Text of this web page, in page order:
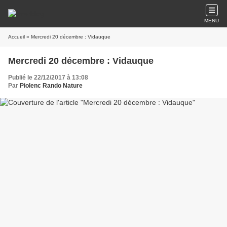
MENU
Accueil » Mercredi 20 décembre : Vidauque
Mercredi 20 décembre : Vidauque
Publié le 22/12/2017 à 13:08
Par Piolenc Rando Nature